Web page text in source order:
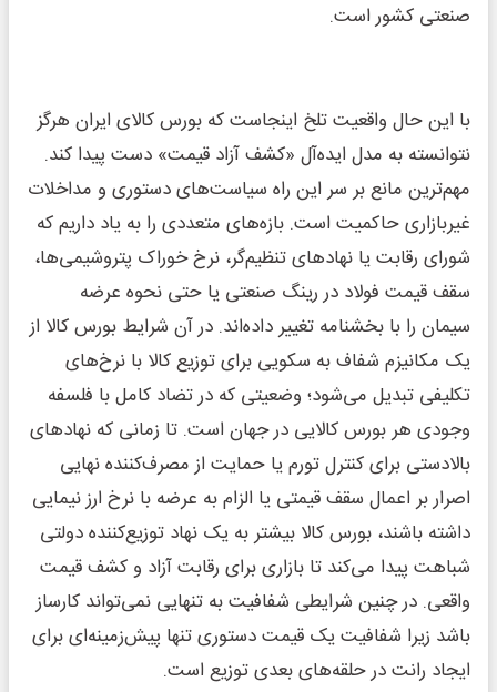
صنعتی کشور است.
با این حال واقعیت تلخ اینجاست که بورس کالای ایران هرگز
نتوانسته به مدل ایده‌آل «کشف آزاد قیمت» دست پیدا کند.
مهم‌ترین مانع بر سر این راه سیاست‌های دستوری و مداخلات
غیربازاری حاکمیت است. بازه‌های متعددی را به یاد داریم که
شورای رقابت یا نهادهای تنظیم‌گر، نرخ خوراک پتروشیمی‌ها،
سقف قیمت فولاد در رینگ صنعتی یا حتی نحوه عرضه
سیمان را با بخشنامه تغییر داده‌اند. در آن شرایط بورس کالا از
یک مکانیزم شفاف به سکویی برای توزیع کالا با نرخ‌های
تکلیفی تبدیل می‌شود؛ وضعیتی که در تضاد کامل با فلسفه
وجودی هر بورس کالایی در جهان است. تا زمانی که نهادهای
بالادستی برای کنترل تورم یا حمایت از مصرف‌کننده نهایی
اصرار بر اعمال سقف قیمتی یا الزام به عرضه با نرخ ارز نیمایی
داشته باشند، بورس کالا بیشتر به یک نهاد توزیع‌کننده دولتی
شباهت پیدا می‌کند تا بازاری برای رقابت آزاد و کشف قیمت
واقعی. در چنین شرایطی شفافیت به تنهایی نمی‌تواند کارساز
باشد زیرا شفافیت یک قیمت دستوری تنها پیش‌زمینه‌ای برای
ایجاد رانت در حلقه‌های بعدی توزیع است.